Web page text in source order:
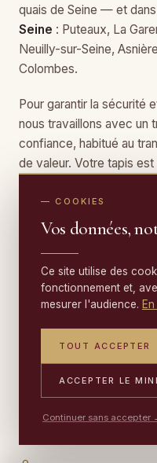
quais de Seine — et dans
Seine : Puteaux, La
Neuilly-sur-Seine,
Colombes.
Pour garantir la sécurité
nous travaillons avec un
confiance, habitué au
de valeur. Votre tapis
TRANSPORTEUR
ASSURÉ
CHARGE
ATELIER09 50 91 88 85
— COOKIES
Vos données,
Ce site utilise des
fonctionnement et,
mesurer l'audience.
TOUT ACCEPTER
ACCEPTER LE
Continuer sans accepter